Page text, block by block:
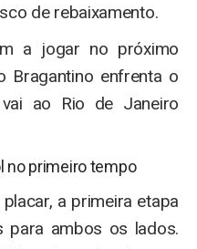
de rebaixamento.
a jogar no próximo
Bragantino enfrenta o
ao Rio de Janeiro
no primeiro tempo
a primeira etapa
para ambos os lados.